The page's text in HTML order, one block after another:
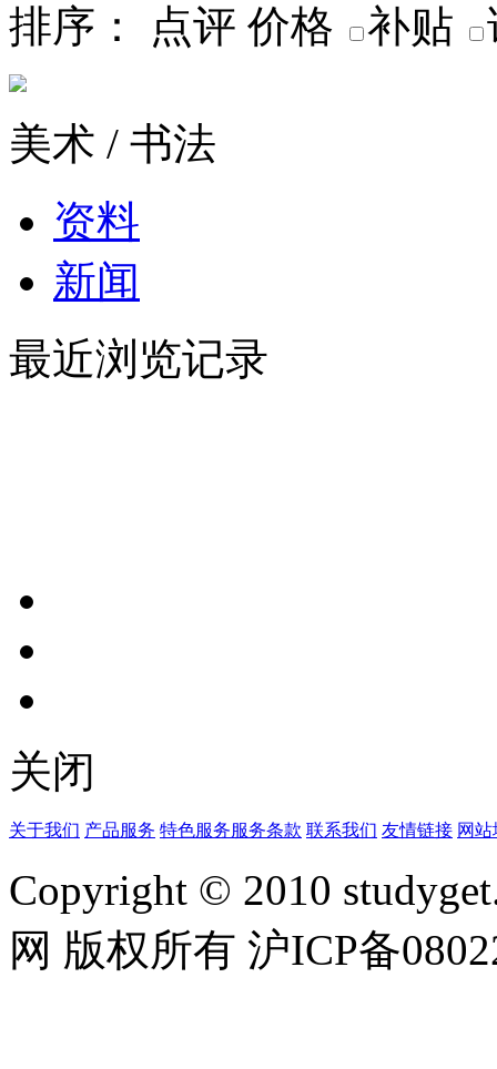
排序：
点评 价格 补贴
美术 / 书法
资料
新闻
最近浏览记录
关闭
关于我们 产品服务 特色服务服务条款 联系我们 友情链接 网
Copyright © 2010
网 版权所有 沪ICP备